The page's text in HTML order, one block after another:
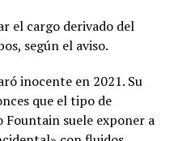
el cargo derivado del
según el aviso.
inocente en 2021. Su
que el tipo de
Fountain suele exponer a